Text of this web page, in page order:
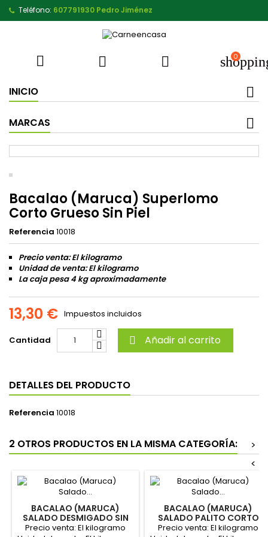
Teléfono: 607791930 Pedro Jiménez
   0
INICIO
MARCAS
Bacalao (Maruca) Superlomo
Corto Grueso Sin Piel
Referencia 10018
Precio venta: El kilogramo
Unidad de venta: El kilogramo
La caja pesa 4 kg aproximadamente
13,30 € Impuestos incluidos
Cantidad  Añadir al carrito
DETALLES DEL PRODUCTO
Referencia 10018
2 OTROS PRODUCTOS EN LA MISMA CATEGORÍA:
>
<
BACALAO (MARUCA)
SALADO DESMIGADO SIN
PIEL Y SIN ESPINAS
Precio venta: El kilogramo
BACALAO (MARUCA)
SALADO PALITO CORTO
ANCHO SIN ESPINA
Precio venta: El kilogramo